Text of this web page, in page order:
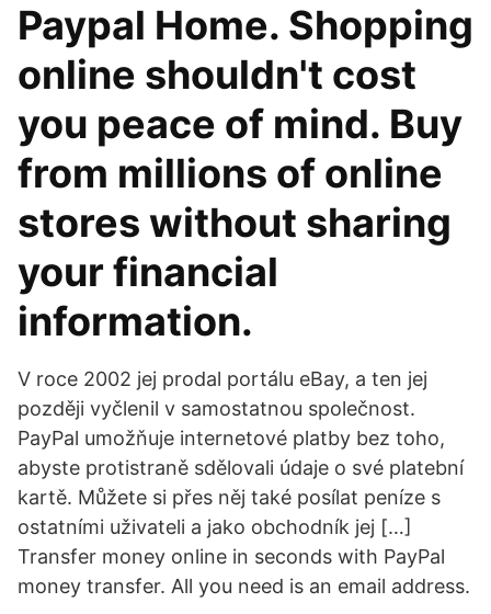
Paypal Home. Shopping
online shouldn't cost
you peace of mind. Buy
from millions of online
stores without sharing
your financial
information.
V roce 2002 jej prodal portálu eBay, a ten jej
později vyčlenil v samostatnou společnost.
PayPal umožňuje internetové platby bez toho,
abyste protistraně sdělovali údaje o své platební
kartě. Můžete si přes něj také posílat peníze s
ostatními uživateli a jako obchodník jej […]
Transfer money online in seconds with PayPal
money transfer. All you need is an email address.